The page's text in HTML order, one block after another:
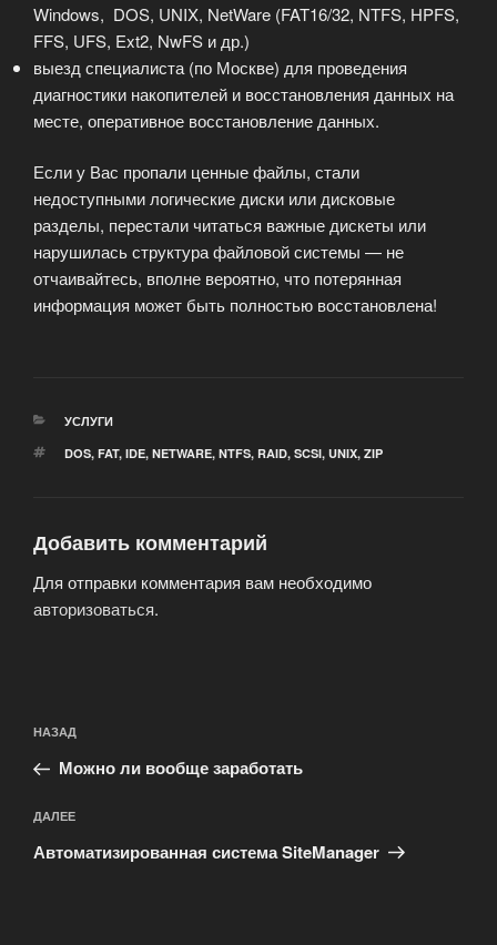
Windows, DOS, UNIX, NetWare (FAT16/32, NTFS, HPFS,
FFS, UFS, Ext2, NwFS и др.)
выезд специалиста (по Москве) для проведения
диагностики накопителей и восстановления данных на
месте, оперативное восстановление данных.
Если у Вас пропали ценные файлы, стали
недоступными логические диски или дисковые
разделы, перестали читаться важные дискеты или
нарушилась структура файловой системы — не
отчаивайтесь, вполне вероятно, что потерянная
информация может быть полностью восстановлена!
РУБРИКИ
УСЛУГИ
МЕТКИ
DOS, FAT, IDE, NETWARE, NTFS, RAID, SCSI, UNIX, ZIP
Добавить комментарий
Для отправки комментария вам необходимо
авторизоваться.
по
записям
Предыдущая
запись:
НАЗАД
Можно ли вообще заработать
Следующая
запись
ДАЛЕЕ
Автоматизированная система SiteManager